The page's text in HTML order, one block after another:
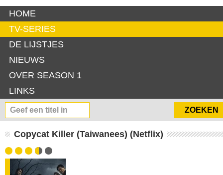
HOME
TV-SERIES
DE LIJSTJES
NIEUWS
OVER SEASON 1
LINKS
Copycat Killer (Taiwanees) (Netflix)